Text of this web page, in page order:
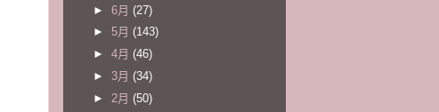
► 6月 (27)
► 5月 (143)
► 4月 (46)
► 3月 (34)
► 2月 (50)